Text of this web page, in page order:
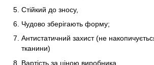
Стійкий до зносу,
Чудово зберігають форму;
Антистатичний захист (не
тканини)
Вартість за ціною виробника,